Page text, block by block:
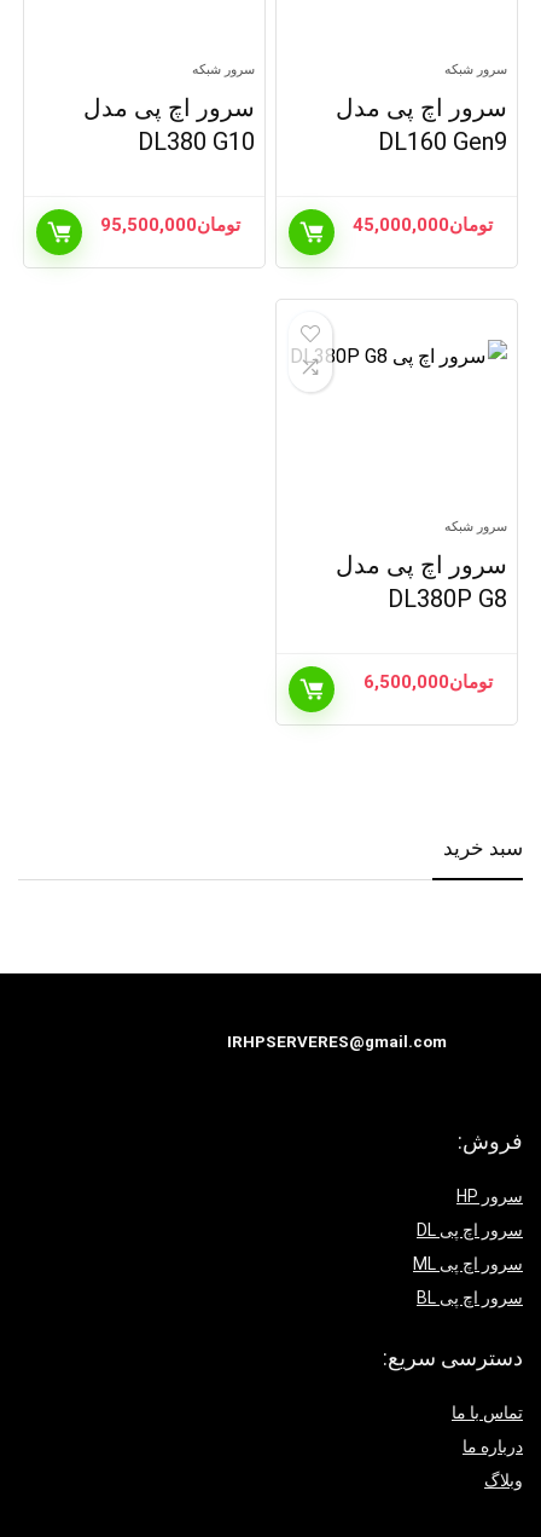
سرور شبکه
سرور اچ پی مدل
DL160 Gen9
تومان45,000,000
سرور شبکه
سرور اچ پی مدل
DL380 G10
تومان95,500,000
سرور شبکه
سرور اچ پی مدل
DL380P G8
تومان6,500,000
سبد خرید
فروش:
سرور HP
سرور اچ پی DL
سرور اچ پی ML
سرور اچ پی BL
دسترسی سریع:
تماس با ما
درباره ما
وبلاگ